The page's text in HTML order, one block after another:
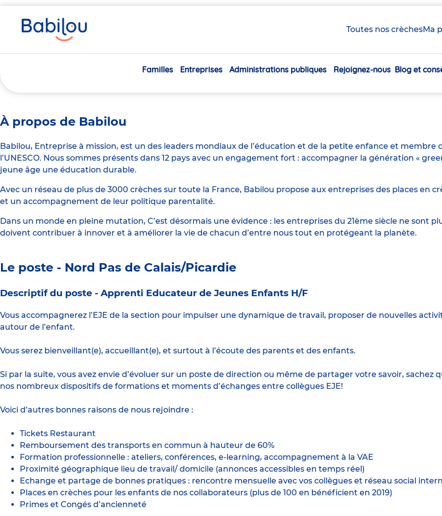
Toutes nos crèchesMa
Navigation
Familles Entreprises Administrations publiques Rejoignez-nous Blog et
êtes
ici
Apprenti Educateur de Jeunes Enfants H/F
À propos de Babilou
Babilou, Entreprise à mission, est un des leaders mondiaux de l’éducation et de la petite enfance et membre
l’UNESCO. Nous sommes présents dans 12 pays avec un engagement fort : accompagner la génération «
jeune âge une éducation durable.
Avec un réseau de plus de 3000 crèches sur toute la France, Babilou propose aux entreprises des places en
et un accompagnement de leur politique parentalité.
Dans un monde en pleine mutation, C’est désormais une évidence : les entreprises du 21ème siècle ne sont
doivent contribuer à innover et à améliorer la vie de chacun d’entre nous tout en protégeant la planète.
Le poste - Nord Pas de Calais/Picardie
Descriptif du poste - Apprenti Educateur de Jeunes Enfants H/F
Vous accompagnerez l’EJE de la section pour impulser une dynamique de travail, proposer de nouvelles
autour de l’enfant.
Vous serez bienveillant(e), accueillant(e), et surtout à l’écoute des parents et des enfants.
Si par la suite, vous avez envie d’évoluer sur un poste de direction ou même de partager votre savoir, sachez
nos nombreux dispositifs de formations et moments d’échanges entre collègues EJE!
Voici d’autres bonnes raisons de nous rejoindre :
Tickets Restaurant
Remboursement des transports en commun à hauteur de 60%
Formation professionnelle : ateliers, conférences, e-learning, accompagnement à la VAE
Proximité géographique lieu de travail/ domicile (annonces accessibles en temps réel)
Echange et partage de bonnes pratiques : rencontre mensuelle avec vos collègues et réseau social
Places en crèches pour les enfants de nos collaborateurs (plus de 100 en bénéficient en 2019)
Primes et Congés d’ancienneté